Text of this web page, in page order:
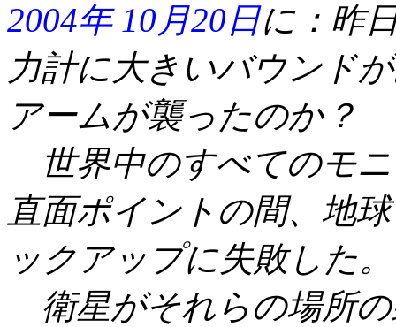
2004年 10月20日に： 昨
力計に大きいバウンド
アームが襲ったのか？
世界中のすべてのモ
直面ポイントの間、地
ックアップに失敗した。
衛星がそれらの場所